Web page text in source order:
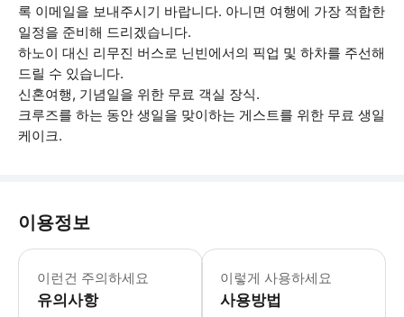
록 이메일을 보내주시기 바랍니다. 아니면 여행에 가장 적합한
일정을 준비해 드리겠습니다.
하노이 대신 리무진 버스로 닌빈에서의 픽업 및 하차를 주선해
드릴 수 있습니다.
신혼여행, 기념일을 위한 무료 객실 장식.
크루즈를 하는 동안 생일을 맞이하는 게스트를 위한 무료 생일
케이크.
이용정보
이런건 주의하세요
유의사항
일정은 날씨 또는 조류 상황에 따라
이렇게 사용하세요
사용방법